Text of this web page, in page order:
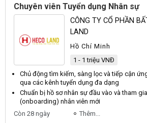
Chuyên viên Tuyển dụng Nhân sự
CÔNG TY CỔ PHẦN
LAND
Hồ Chí Minh
1 - 1 triệu VNĐ
Chủ động tìm kiếm, sàng lọc và tiếp cận
qua các kênhtuyển dụng đa dạng
Chuẩn bị hồ sơnhân sự đầu vào và tham
(onboarding) nhân viên mới
Còn 28 ngày
Thêm...